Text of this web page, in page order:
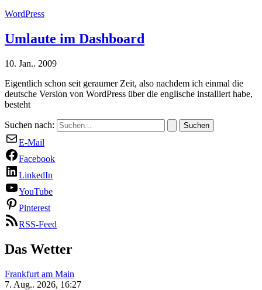
WordPress
Umlaute im Dashboard
10. Jan.. 2009
Eigentlich schon seit geraumer Zeit, also nachdem ich einmal die
deutsche Version von WordPress über die englische installiert habe,
besteht
Suchen nach:
E-Mail
Facebook
LinkedIn
YouTube
Pinterest
RSS-Feed
Das Wetter
Frankfurt am Main
7. Aug.. 2026, 16:27